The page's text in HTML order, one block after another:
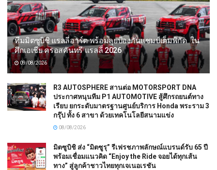
ทีมมิตซูบิชิ แรลลี่อาร์ต พร้อมลุยป้องกันแชมป์เต็มพิกัด ใน
ศึกเอเชีย ครอสคันทรี แรลลี่ 2026
09/08/2026
R3 AUTOSPHERE สานต่อ MOTORSPORT DNA
ประกาศหนุนทีม P1 AUTOMOTIVE สู้ศึกรถยนต์ทาง
เรียบ ยกระดับมาตรฐานศูนย์บริการ Honda พระราม 3
กรุ๊ป ทั้ง 6 สาขา ด้วยเทคโนโลยีสนามแข่ง
08/08/2026
มิตซูบิชิ ส่ง “มิตซูรุ” รีเฟรชภาพลักษณ์แบรนด์รับ 65 ปี
พร้อมเชื่อมแนวคิด “Enjoy the Ride จอยได้ทุกเส้น
ทาง” สู่ลูกค้าชาวไทยทุกเจเนอเรชัน